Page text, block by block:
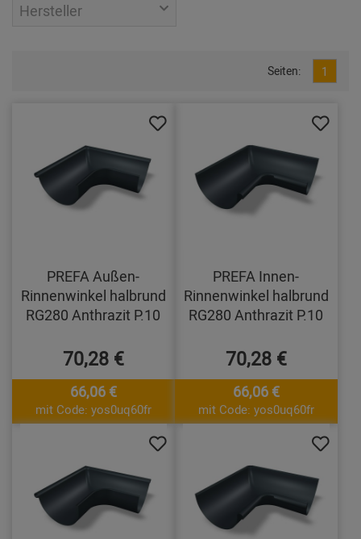
Hersteller
Seiten: 1
PREFA Außen-
Rinnenwinkel halbrund
RG280 Anthrazit P.10
70,28 €
66,06 €
mit Code: yos0uq60fr
PREFA Innen-
Rinnenwinkel halbrund
RG280 Anthrazit P.10
70,28 €
66,06 €
mit Code: yos0uq60fr